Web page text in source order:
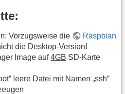
Vorzugsweise die
Raspbian
die Desktop-Version!
Image auf4GB SD-Karte
leere Datei mit Namen „ssh“